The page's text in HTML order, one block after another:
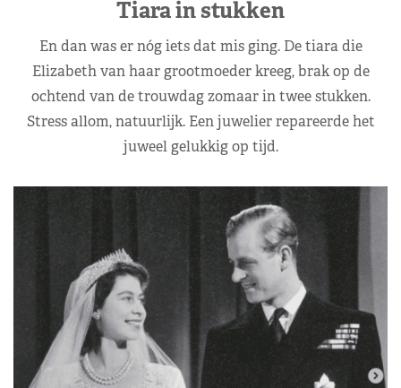
Tiara in stukken
En dan was er nóg iets dat mis ging. De tiara die
Elizabeth van haar grootmoeder kreeg, brak op de
ochtend van de trouwdag zomaar in twee stukken.
Stress allom, natuurlijk. Een juwelier repareerde het
juweel gelukkig op tijd.